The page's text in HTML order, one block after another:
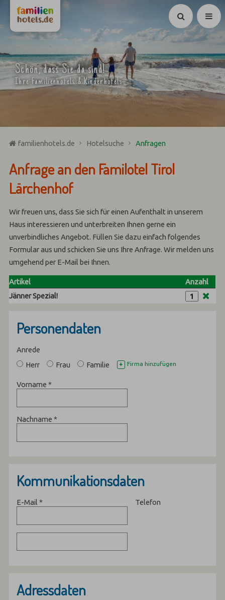
Suchen
Schön, dass Sie da sind!
Ihre Familienhotels & Kinderhotels
familienhotels.de Hotelsuche Anfragen
Anfrage an den Familotel Tirol
Lärchenhof
Wir freuen uns, dass Sie sich für einen Aufenthalt in unserem
Haus interessieren und unterbreiten Ihnen gerne ein
unverbindliches Angebot. Füllen Sie dazu einfach folgendes
Formular aus und schicken Sie uns Ihre Anfrage. Wir melden uns
umgehend per E-Mail bei Ihnen.
Artikel
Anzahl
Jänner Spezial!
Personendaten
Anrede
Herr
Frau Familie + Firma hinzufügen
Vorname*
Nachname*
Kommunikationsdaten
E-Mail* Telefon
Adressdaten